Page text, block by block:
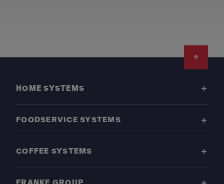
HOME SYSTEMS
FOODSERVICE SYSTEMS
COFFEE SYSTEMS